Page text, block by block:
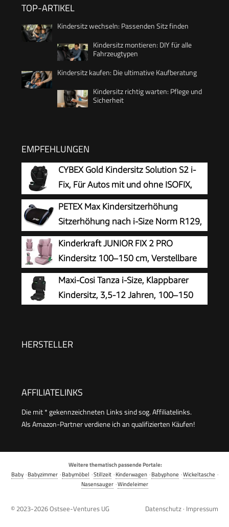
TOP-ARTIKEL
Kindersitz wechseln: Passenden Sitz finden
Kindersitz montieren: DIY für alle
Fahrzeugtypen
Kindersitz kaufen: Die ultimative Kaufberatung
Kindersitz richtig warten: Pflege und
Sicherheit
EMPFEHLUNGEN
CYBEX Gold Kindersitz Solution S2 i-
Fix, Für Autos mit und ohne ISOFIX,
100 - 150 cm, Ab ca. 3 bis 12 Jahre (15
- 50 kg), Moon Black
PETEX Max Kindersitzerhöhung
Sitzerhöhung nach i-Size Norm R129,
Kindersitz/Autositz für Kinder, grau, 1
Stück
Kinderkraft JUNIOR FIX 2 PRO
Kindersitz 100–150 cm, Verstellbare
Kopfstütze, H-GUARD, SPS, ISOFIX und
Gurtmontage, Atmungsaktiver AIR FLOW Bezug,
Einfaches Anschnallen, Rosa
Maxi-Cosi Tanza i-Size, Klappbarer
Kindersitz, 3,5-12 Jahren, 100–150
Seitenaufprallschutz, Umweltfreundliche
HERSTELLER
AFFILIATELINKS
Die mit * gekennzeichneten Links sind sog. Affiliatelinks.
Als Amazon-Partner verdiene ich an qualifizierten Käufen!
Weitere thematisch passende Portale:
Baby·Babyzimmer·Babymöbel ·Stillzeit·Kinderwagen·Babyphone ·Wickeltasche ·
Nasensauger·Windeleimer
© 2023-2026Ostsee-Ventures UG Datenschutz · Impressum